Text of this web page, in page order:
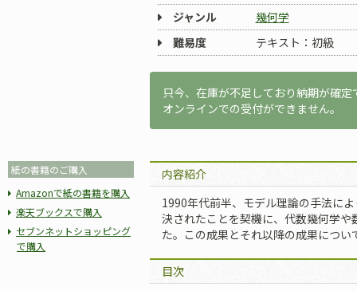
ジャンル
幾何学
難易度
テキスト：初級
只今、在庫が不足しており納期が確定
オンラインでの受付ができません。
紙の書籍のご購入
Amazonで紙の書籍を購入
楽天ブックスで購入
セブンネットショッピング
で購入
内容紹介
1990年代前半、モデル理論の手法に
決されたことを契機に、代数幾何学
た。この成果とそれ以降の成果につい
目次